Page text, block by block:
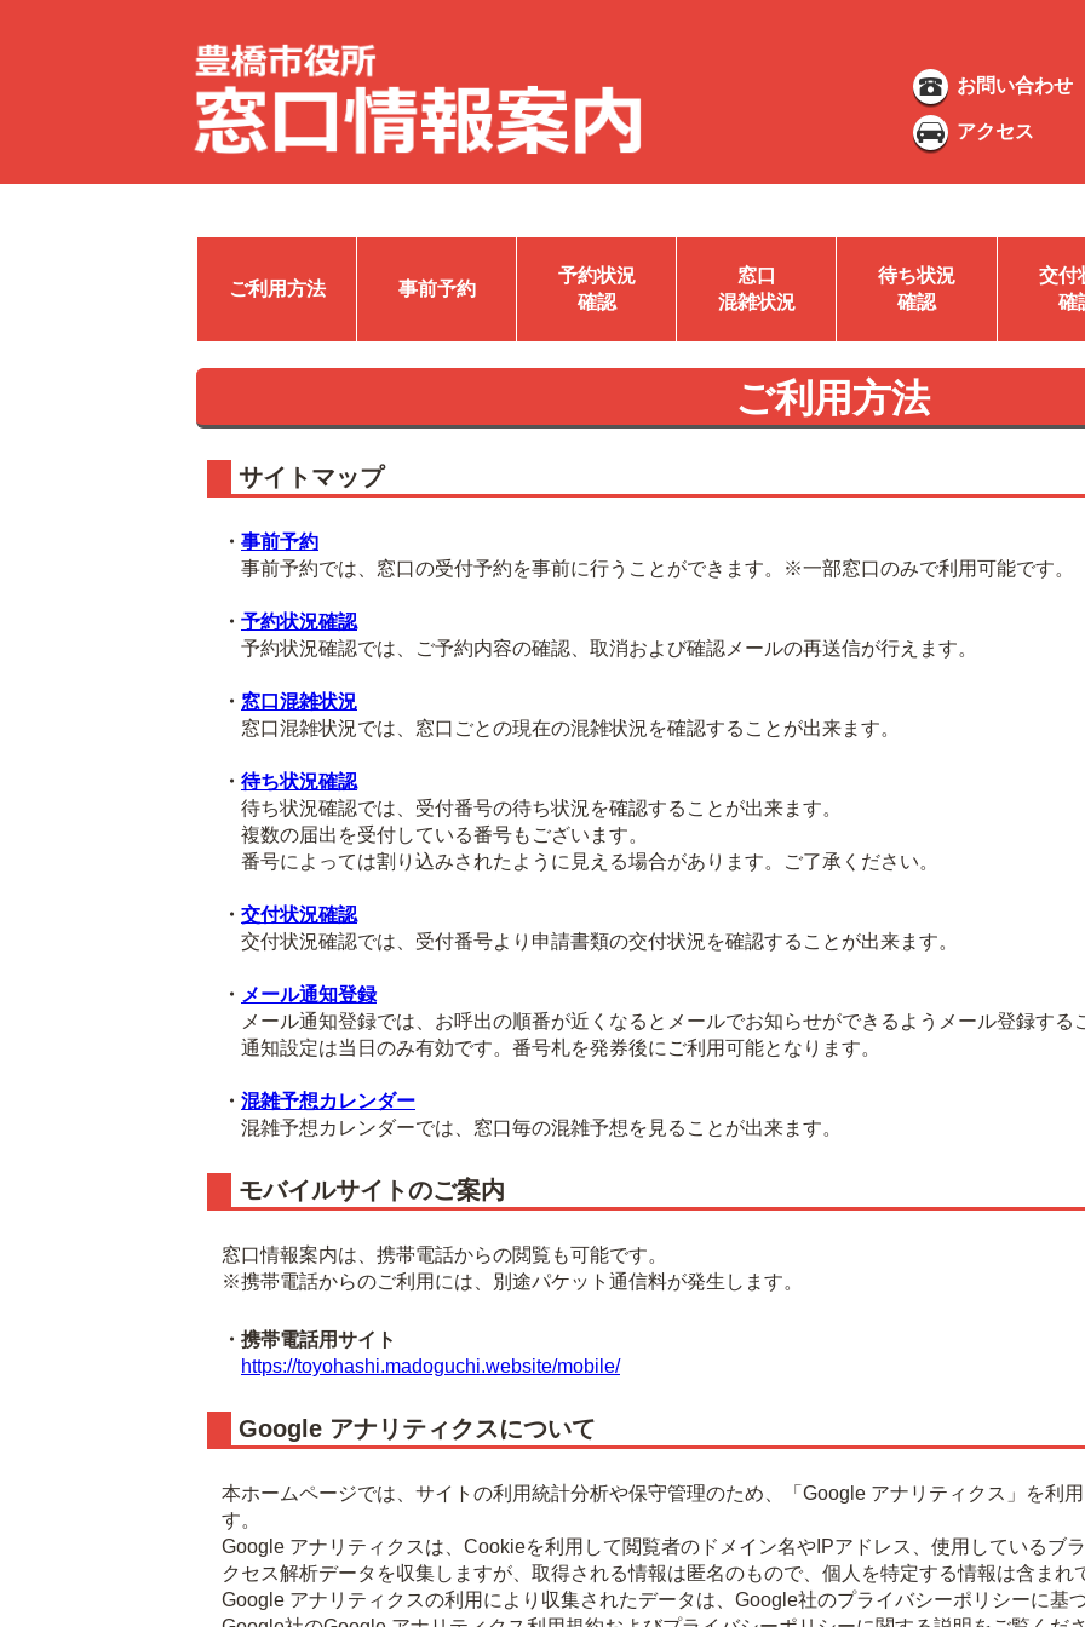
お問い合わせ
アクセス
ご利用方法 事前予約
予約状況
確認
窓口
混雑状況
待ち状況
確認
交付
確
ご利用方法
サイトマップ
・ 事前予約
事前予約では、窓口の受付予約を事前に行うことができます。※一部窓口のみで利用可能です。
・ 予約状況確認
予約状況確認では、ご予約内容の確認、取消および確認メールの再送信が行えます。
・ 窓口混雑状況
窓口混雑状況では、窓口ごとの現在の混雑状況を確認することが出来ます。
・ 待ち状況確認
待ち状況確認では、受付番号の待ち状況を確認することが出来ます。
複数の届出を受付している番号もございます。
番号によっては割り込みされたように見える場合があります。ご了承ください。
・ 交付状況確認
交付状況確認では、受付番号より申請書類の交付状況を確認することが出来ます。
・ メール通知登録
メール通知登録では、お呼出の順番が近くなるとメールでお知らせができるようメール登録する
通知設定は当日のみ有効です。番号札を発券後にご利用可能となります。
・ 混雑予想カレンダー
混雑予想カレンダーでは、窓口毎の混雑予想を見ることが出来ます。
モバイルサイトのご案内
窓口情報案内は、携帯電話からの閲覧も可能です。
※携帯電話からのご利用には、別途パケット通信料が発生します。
・携帯電話用サイト
https://toyohashi.madoguchi.website/mobile/
Google アナリティクスについて
本ホームページでは、サイトの利用統計分析や保守管理のため、「Google アナリティクス」を利
す。
Google アナリティクスは、Cookieを利用して閲覧者のドメイン名やIPアドレス、使用しているブ
クセス解析データを収集しますが、取得される情報は匿名のもので、個人を特定する情報は含まれ
Google アナリティクスの利用により収集されたデータは、Google社のプライバシーポリシーに基